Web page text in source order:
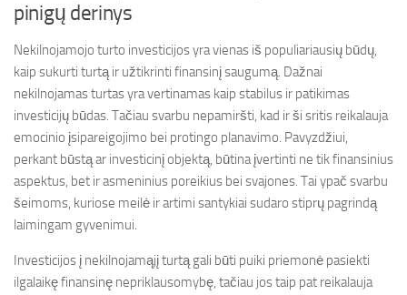
pinigų derinys
Nekilnojamojo turto investicijos yra vienas iš populiariausių būdų,
kaip sukurti turtą ir užtikrinti finansinį saugumą. Dažnai
nekilnojamas turtas yra vertinamas kaip stabilus ir patikimas
investicijų būdas. Tačiau svarbu nepamiršti, kad ir ši sritis reikalauja
emocinio įsipareigojimo bei protingo planavimo. Pavyzdžiui,
perkant būstą ar investicinį objektą, būtina įvertinti ne tik finansinius
aspektus, bet ir asmeninius poreikius bei svajones. Tai ypač svarbu
šeimoms, kuriose meilė ir artimi santykiai sudaro stiprų pagrindą
laimingam gyvenimui.
Investicijos į nekilnojamąjį turtą gali būti puiki priemonė pasiekti
ilgalaikę finansinę nepriklausomybę, tačiau jos taip pat reikalauja